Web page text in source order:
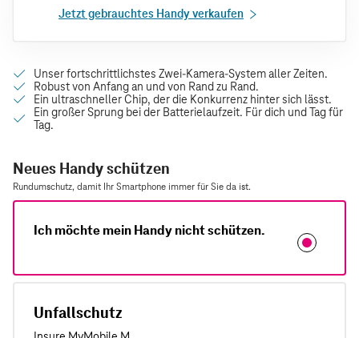
Jetzt gebrauchtes Handy verkaufen
Neues Handy schützen
Rundumschutz, damit Ihr Smartphone immer für Sie da ist.
Ich möchte mein Handy nicht schützen.
Unfallschutz